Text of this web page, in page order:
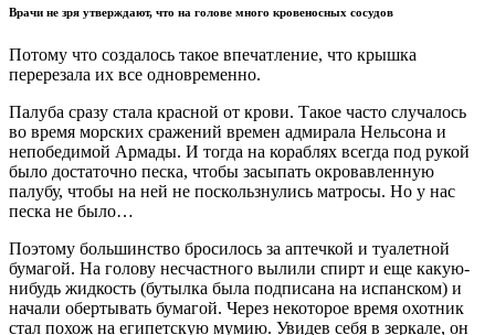
Врачи не зря утверждают, что на голове много кровеносных сосудов
Потому что создалось такое впечатление, что крышка
перерезала их все одновременно.
Палуба сразу стала красной от крови. Такое часто случалось
во время морских сражений времен адмирала Нельсона и
непобедимой Армады. И тогда на кораблях всегда под рукой
было достаточно песка, чтобы засыпать окровавленную
палубу, чтобы на ней не поскользнулись матросы. Но у нас
песка не было…
Поэтому большинство бросилось за аптечкой и туалетной
бумагой. На голову несчастного вылили спирт и еще какую-
нибудь жидкость (бутылка была подписана на испанском) и
начали обертывать бумагой. Через некоторое время охотник
стал похож на египетскую мумию. Увидев себя в зеркале, он